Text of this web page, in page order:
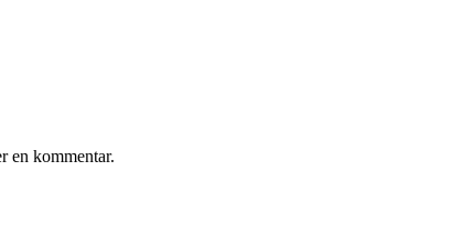
en kommentar.